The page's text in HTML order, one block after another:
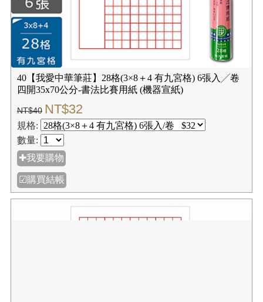
40【我愛中華筆莊】28格(3×8＋4 有九宮格) 6張入╱卷
四開35x70公分-書法比賽用紙 (機器宣紙)
NT$40 NT$32
規格:
數量:
✚我要購物
☑購買結帳